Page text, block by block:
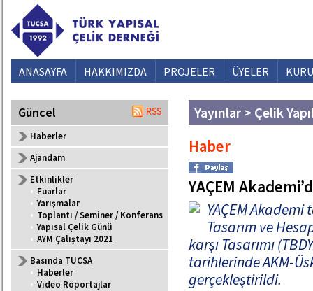
ANASAYFA HAKKIMIZDA PROJELER ÜYELER
Güncel
Haberler
Ajandam
Etkinlikler
• Fuarlar
• Yarışmalar
• Toplantı / Seminer / Konferans
• Yapısal Çelik Günü
• AYM Çalıştayı 2021
Basında TUCSA
• Haberler
• Video Röportajlar
Yayınlar > Çelik
Haber
YAÇEM
YAÇEM
Tasarım ve
karşı Tasarımı
tarihlerinde AKM-
gerçekleştirildi.